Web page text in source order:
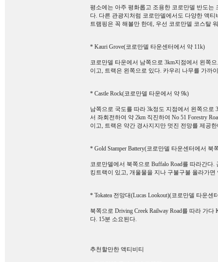
평소에는 아주 평화롭고 조용한 코로만델 반도는
다. 다른 관광지처럼 코로만델에서도 다양한 액
트램핑은 꼭 해볼만 한데, 우선 코로만델 코스탈
* Kauri Grove(코로만델 타운센터에서 약 11k)
코로만델 타운에서 남쪽으로 3km지점에서 왼쪽
이고, 트랙은 왼쪽으로 있다. 카우리 나무를 가까
* Castle Rock(코로만델 타운에서 약 9k)
남쪽으로 국도를 따라 3k정도 지점에서 왼쪽으로
서 좌회전하여 약 2km 직진하여 No 51 Forestry
이고, 트랙은 약간 경사지지만 멋진 전망를 제공
* Gold Stamper Battery(코로만델 타운센터에서 북
코로만델에서 북쪽으로 Buffalo Road를 따라간다.
킹트랙이 있고, 개울물을 지나 구불구불 올라가면
* Tokatea 전망대(Lucas Lookout)(코로만델 타운센
북쪽으로 Driving Creek Railway Road를 따라 가
다. 15분 소요된다.
추천할만한 액티비티